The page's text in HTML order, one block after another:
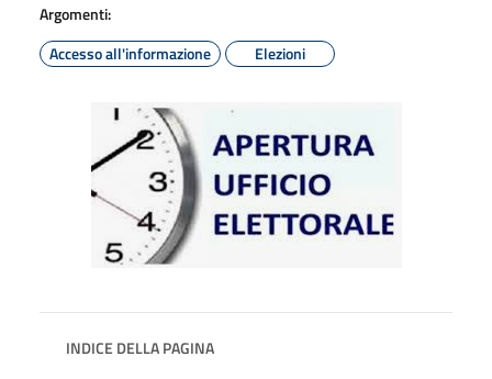
Argomenti:
Accesso all'informazione
Elezioni
INDICE DELLA PAGINA